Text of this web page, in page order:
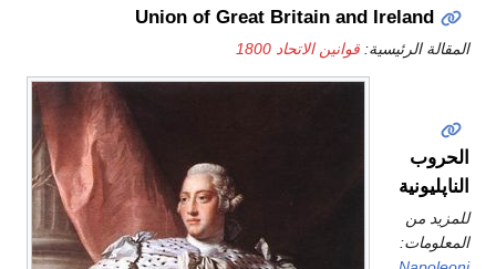
Union of Great Britain and Ireland
المقالة الرئيسية: قوانين الاتحاد 1800
الحروب
الناپليونية
للمزيد من
المعلومات: